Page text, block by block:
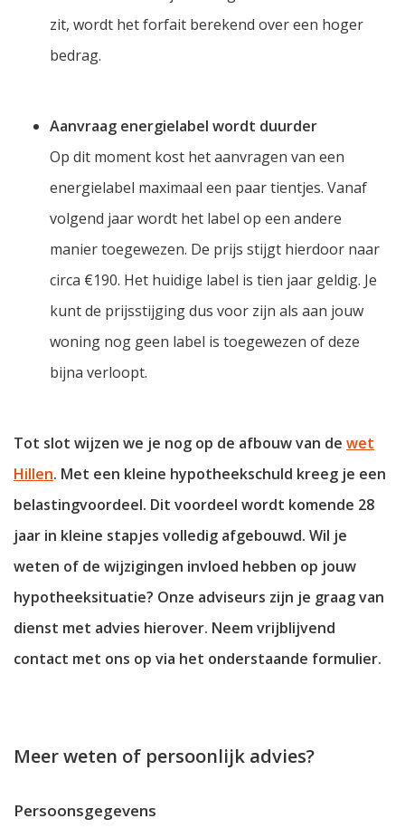
zit, wordt het forfait berekend over een hoger
bedrag.
Aanvraag energielabel wordt duurder
Op dit moment kost het aanvragen van een
energielabel maximaal een paar tientjes. Vanaf
volgend jaar wordt het label op een andere
manier toegewezen. De prijs stijgt hierdoor naar
circa €190. Het huidige label is tien jaar geldig. Je
kunt de prijsstijging dus voor zijn als aan jouw
woning nog geen label is toegewezen of deze
bijna verloopt.
Tot slot wijzen we je nog op de afbouw van de wet
Hillen. Met een kleine hypotheekschuld kreeg je een
belastingvoordeel. Dit voordeel wordt komende 28
jaar in kleine stapjes volledig afgebouwd. Wil je
weten of de wijzigingen invloed hebben op jouw
hypotheeksituatie? Onze adviseurs zijn je graag van
dienst met advies hierover. Neem vrijblijvend
contact met ons op via het onderstaande formulier.
Meer weten of persoonlijk advies?
Persoonsgegevens